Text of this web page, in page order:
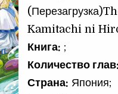
Kamitachi ni
Книга: ;
Количество глав:
Страна: Япония;